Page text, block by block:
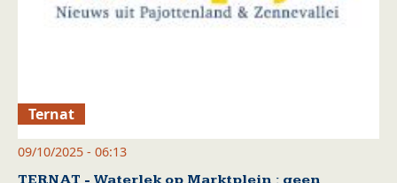
Ternat
09/10/2025 - 06:13